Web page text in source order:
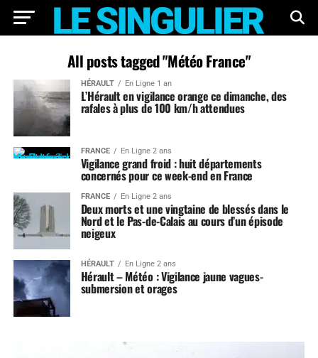
All posts tagged "Météo France"
HÉRAULT En Ligne 1 an
L’Hérault en vigilance orange ce dimanche, des
rafales à plus de 100 km/h attendues
FRANCE En Ligne 2 ans
Vigilance grand froid : huit départements
concernés pour ce week-end en France
FRANCE En Ligne 2 ans
Deux morts et une vingtaine de blessés dans le
Nord et le Pas-de-Calais au cours d’un épisode
neigeux
HÉRAULT En Ligne 2 ans
Hérault – Météo : Vigilance jaune vagues-
submersion et orages